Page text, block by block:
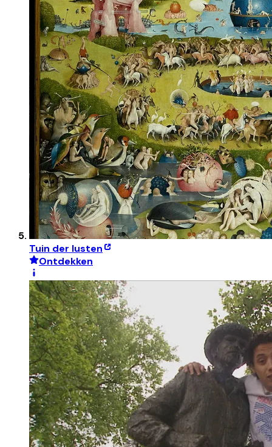
Tuin der lusten
Ontdekken